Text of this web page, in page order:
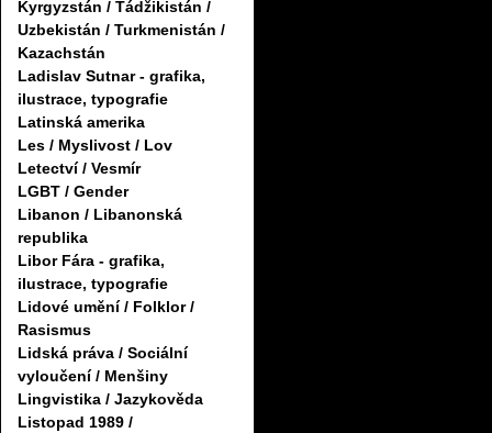
Kyrgyzstán / Tádžikistán /
Uzbekistán / Turkmenistán /
Kazachstán
Ladislav Sutnar - grafika,
ilustrace, typografie
Latinská amerika
Les / Myslivost / Lov
Letectví / Vesmír
LGBT / Gender
Libanon / Libanonská
republika
Libor Fára - grafika,
ilustrace, typografie
Lidové umění / Folklor /
Rasismus
Lidská práva / Sociální
vyloučení / Menšiny
Lingvistika / Jazykověda
Listopad 1989 /